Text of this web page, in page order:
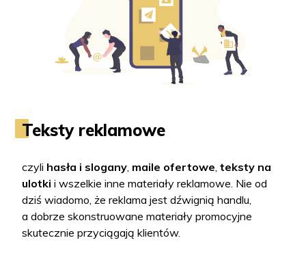
Teksty reklamowe
czyli hasła i slogany, maile ofertowe, teksty na
ulotki i wszelkie inne materiały reklamowe. Nie od
dziś wiadomo, że reklama jest dźwignią handlu,
a dobrze skonstruowane materiały promocyjne
skutecznie przyciągają klientów.